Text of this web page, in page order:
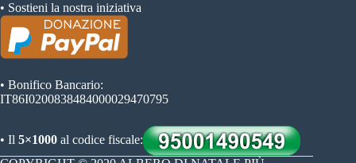
• Sostieni la nostra iniziativa
• Bonifico Bancario:
IT86I0200838484000029470795
• Il 5×1000 al codice fiscale: